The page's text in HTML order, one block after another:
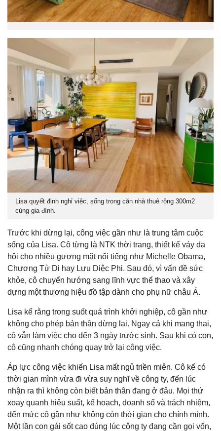
Lisa quyết định nghỉ việc, sống trong căn nhà thuê rộng 300m2
cùng gia đình.
Trước khi dừng lại, công việc gần như là trung tâm cuộc
sống của Lisa. Cô từng là NTK thời trang, thiết kế váy dạ
hội cho nhiều gương mặt nổi tiếng như Michelle Obama,
Chương Tử Di hay Lưu Diệc Phi. Sau đó, vì vấn đề sức
khỏe, cô chuyển hướng sang lĩnh vực thể thao và xây
dựng một thương hiệu đồ tập dành cho phụ nữ châu Á.
Lisa kể rằng trong suốt quá trình khởi nghiệp, cô gần như
không cho phép bản thân dừng lại. Ngay cả khi mang thai,
cô vẫn làm việc cho đến 3 ngày trước sinh. Sau khi có con,
cô cũng nhanh chóng quay trở lại công việc.
Áp lực công việc khiến Lisa mất ngủ triền miên. Cô kể có
thời gian mình vừa đi vừa suy nghĩ về công ty, đến lúc
nhận ra thì không còn biết bản thân đang ở đâu. Mọi thứ
xoay quanh hiệu suất, kế hoạch, doanh số và trách nhiệm,
đến mức cô gần như không còn thời gian cho chính mình.
Một lần con gái sốt cao đúng lúc công ty đang cần gọi vốn,